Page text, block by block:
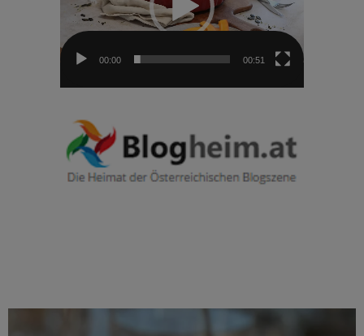
00:00 00:51